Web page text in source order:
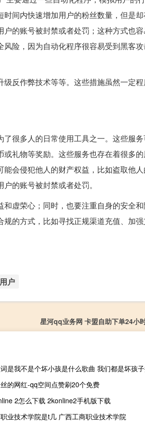
间内快速增加用户的粉丝数量，但是
的账号被封禁或者处罚；这种方式也
险，因为自动化程序很容易受到黑客
反作弊技术等等。这些措施虽然一定
很多人的日常使用工具之一。这些服
礼物等奖励。这些服务也存在着很多的
会侵犯他人的财产权益，比如盗取他
的账号被封禁或者处罚。
虚荣心；同时，也要注重自身的安全和
的方式，比如寻找正规渠道充值、加
用户
星河qq业务网 卡盟自助下单24小
是我不是个坏小孩是什么歌曲 我们都是坏孩
的网红-qq空间点赞刷20个免费
2怎么下载 2konline2手机版下载
业技术学院是t几 广西工商职业技术学院